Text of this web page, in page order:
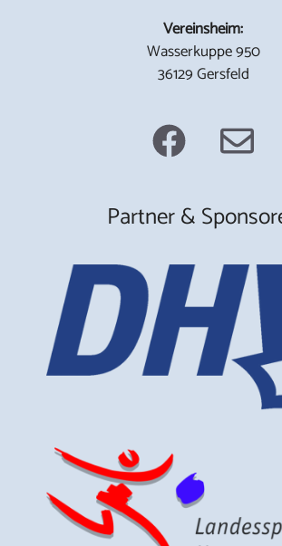
Vereinsheim:
Wasserkuppe 950
36129 Gersfeld
Partner &